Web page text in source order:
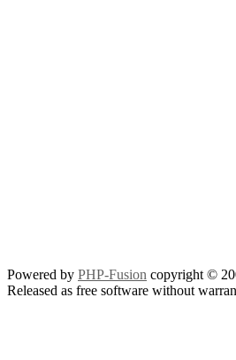
Powered by PHP-Fusion copyright ©
Released as free software without